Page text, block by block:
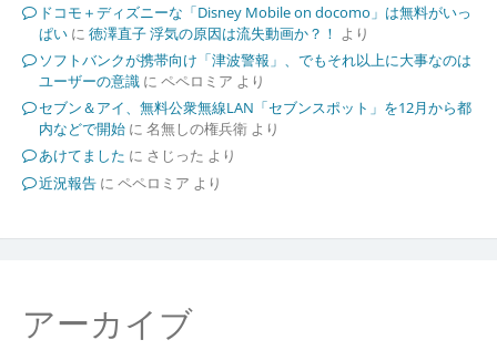
ドコモ＋ディズニーな「Disney Mobile on docomo」は無料がいっ
ぱいに 徳澤直子 浮気の原因は流失動画か？！ より
ソフトバンクが携帯向け「津波警報」、でもそれ以上に大事なのは
ユーザーの意識に ペペロミア より
セブン＆アイ、無料公衆無線LAN「セブンスポット」を12月から都
内などで開始に 名無しの権兵衛より
あけてました に さじった より
近況報告に ペペロミア より
アーカイブ